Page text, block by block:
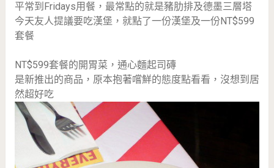
平常到Fridays用餐，最常點的就是豬肋排及德墨三層塔
今天友人提議要吃漢堡，就點了一份漢堡及一份NT$599
套餐
NT$599套餐的開胃菜，通心麵起司磚
是新推出的商品，原本抱著嚐鮮的態度點看看，沒想到居
然超好吃